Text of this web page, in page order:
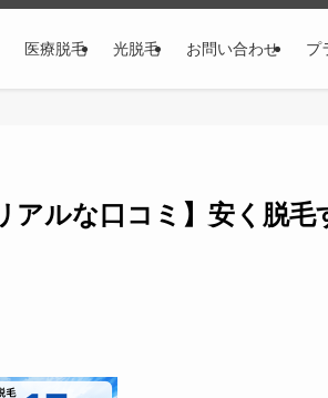
医療脱毛 光脱毛 お問い合わせ プ
アルな口コミ】安く脱